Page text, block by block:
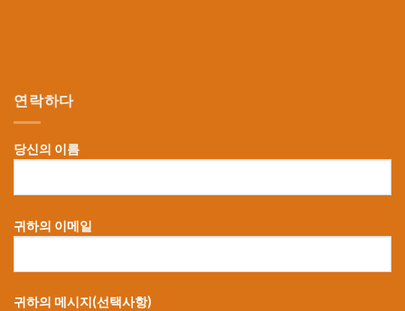
연락하다
당신의 이름
귀하의 이메일
귀하의 메시지(선택사항)